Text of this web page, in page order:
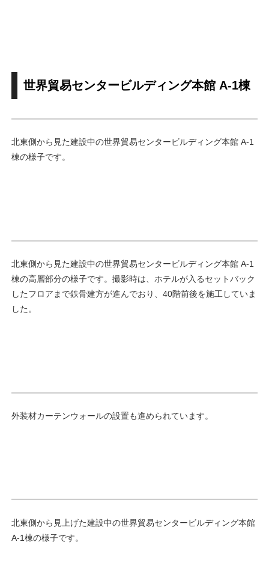
世界貿易センタービルディング本館 A-1棟
北東側から見た建設中の世界貿易センタービルディング本館 A-1
棟の様子です。
北東側から見た建設中の世界貿易センタービルディング本館 A-1
棟の高層部分の様子です。撮影時は、ホテルが入るセットバック
したフロアまで鉄骨建方が進んでおり、40階前後を施工していま
した。
外装材カーテンウォールの設置も進められています。
北東側から見上げた建設中の世界貿易センタービルディング本館
A-1棟の様子です。